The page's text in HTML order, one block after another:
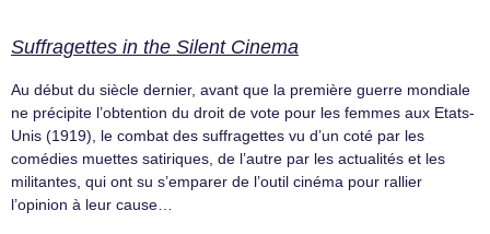
Suffragettes in the Silent Cinema
Au début du siècle dernier, avant que la première guerre mondiale
ne précipite l’obtention du droit de vote pour les femmes aux Etats-
Unis (1919), le combat des suffragettes vu d’un coté par les
comédies muettes satiriques, de l’autre par les actualités et les
militantes, qui ont su s’emparer de l’outil cinéma pour rallier
l’opinion à leur cause…